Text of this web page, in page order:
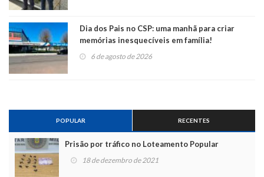
Dia dos Pais no CSP: uma manhã para criar
memórias inesquecíveis em família!
6 de agosto de 2026
POPULAR RECENTES
Prisão por tráfico no Loteamento Popular
18 de dezembro de 2021